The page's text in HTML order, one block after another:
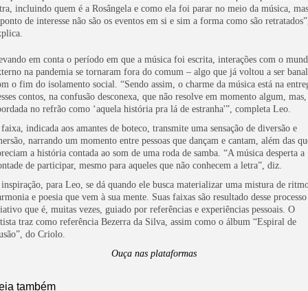
incluindo quem é a Rosângela e como ela foi parar no meio da música, mas
de interesse não são os eventos em si e sim a forma como são
em conta o período em que a música foi escrita, interações com o
na pandemia se tornaram fora do comum – algo que já voltou a ser banal
o fim do isolamento social. “Sendo assim, o charme da música está na
contos, na confusão desconexa, que não resolve em momento algum, mas,
no refrão como ‘aquela história pra lá de estranha'”, completa Leo.
indicada aos amantes de boteco, transmite uma sensação de diversão e
narrando um momento entre pessoas que dançam e cantam, além das
a história contada ao som de uma roda de samba. “A música desperta a
de participar, mesmo para aqueles que não conhecem a letra”, diz.
para Leo, se dá quando ele busca materializar uma mistura de
e poesia que vem à sua mente. Suas faixas são resultado desse processo
que é, muitas vezes, guiado por referências e experiências pessoais. O
traz como referência Bezerra da Silva, assim como o álbum “Espiral de
do Criolo.
Ouça nas plataformas
também